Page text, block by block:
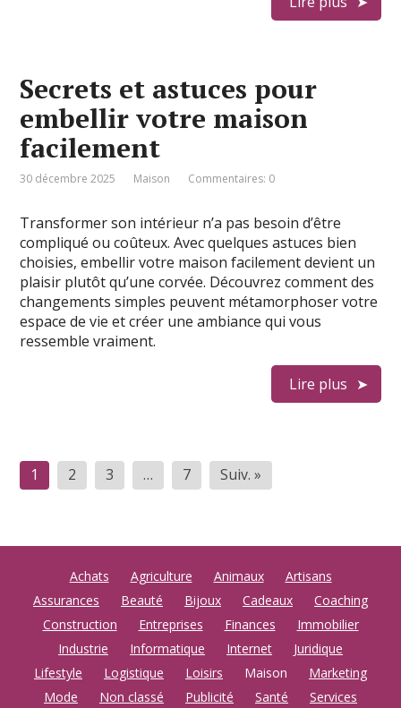
Secrets et astuces pour
embellir votre maison
facilement
30 décembre 2025 Maison Commentaires: 0
Transformer son intérieur n’a pas besoin d’être
compliqué ou coûteux. Avec quelques astuces bien
choisies, embellir votre maison facilement devient un
plaisir plutôt qu’une corvée. Découvrez comment des
changements simples peuvent métamorphoser votre
espace de vie et créer une ambiance qui vous
ressemble vraiment.
Lire plus
Pagination
des
1 2 3 … 7 Suiv. »
Achats Agriculture Animaux
Artisans
Assurances
Beauté Bijoux Cadeaux
Coaching
Construction
Entreprises Finances
Immobilier
Industrie
Informatique Internet
Juridique
Lifestyle
Logistique Loisirs Maison
Marketing
Mode
Non classé Publicité Santé Services